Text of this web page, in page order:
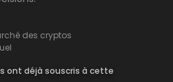
des cryptos
ont déjà souscris à cette